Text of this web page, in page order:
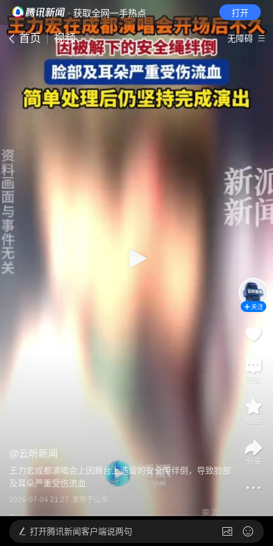
· 获取全网一手热点 打开
首页 视频 无障碍
@云听新闻
王力宏成都演唱会上因舞台上遗留的安全带绊倒，导致脸部
及耳朵严重受伤流血
2026-07-04 21:27 发布于 山东
关注
评论
收藏
分享
打开腾讯新闻客户端说两句